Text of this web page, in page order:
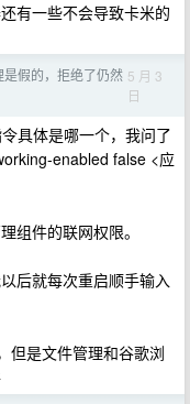
有一些不会导致卡米的
是假的，拒绝了仍然 5 月 3
日
具体是哪一个，我问了
enabled false <应
组件的联网权限。
后就每次重启顺手输入
但是文件管理和谷歌浏